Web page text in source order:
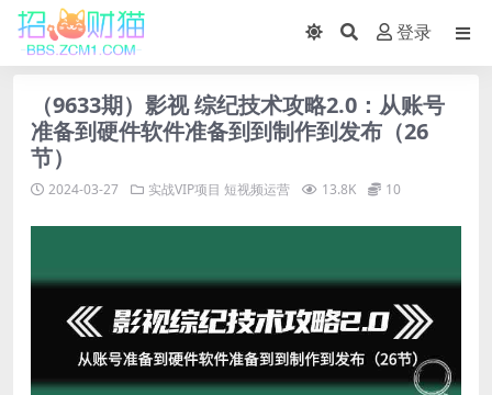
登录
（9633期）影视 综纪技术攻略2.0：从账号
准备到硬件软件准备到到制作到发布（26
节）
2024-03-27 实战VIP项目 短视频运营 13.8K 10